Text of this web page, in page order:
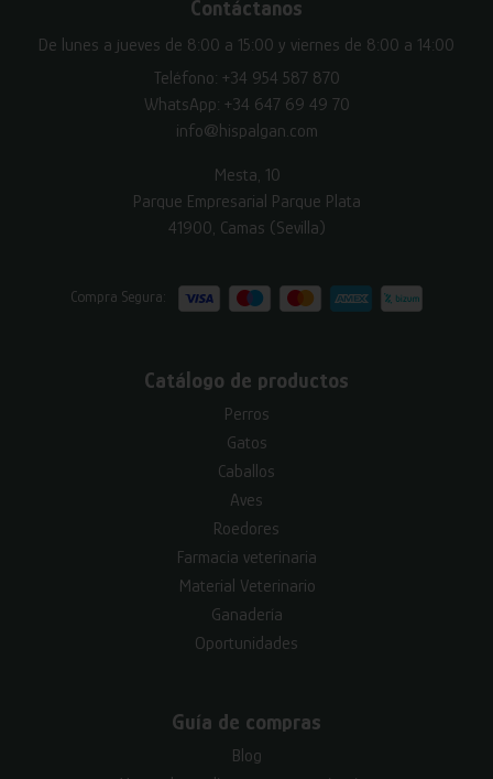
Contáctanos
De lunes a jueves de 8:00 a 15:00 y viernes de 8:00 a 14:00
Teléfono: +34 954 587 870
WhatsApp: +34 647 69 49 70
info@hispalgan.com
Mesta, 10
Parque Empresarial Parque Plata
41900, Camas (Sevilla)
Compra Segura:
Catálogo de productos
Perros
Gatos
Caballos
Aves
Roedores
Farmacia veterinaria
Material Veterinario
Ganadería
Oportunidades
Guía de compras
Blog